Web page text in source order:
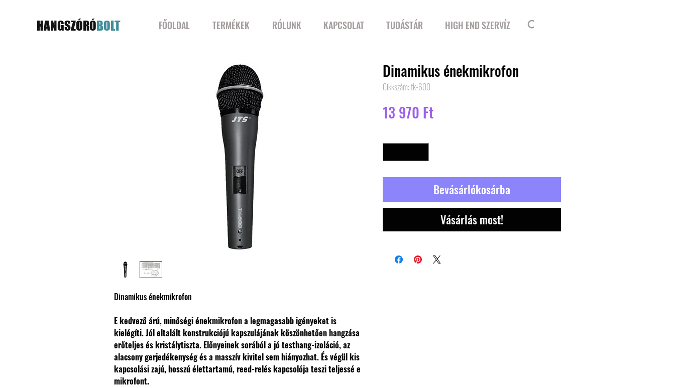
HANGSZÓRÓBOLT FŐOLDAL TERMÉKEK RÓLUNK KAPCSOLAT TUDÁSTÁR HIGH END SZERVÍZ
Dinamikus énekmikrofon
E kedvező árú, minőségi énekmikrofon a legmagasabb igényeket is
kielégíti.Jól eltalált konstrukciójú kapszulájának köszönhetően hangzása
erőteljes és kristálytiszta. Előnyeinek sorából a jó testhang-izoláció, az
alacsony gerjedékenység és a masszív kivitel sem hiányozhat. És végül kis
kapcsolási zajú, hosszú élettartamú, reed-relés kapcsolója teszi teljessé e
mikrofont.
Dinamikus énekmikrofon
Cikkszám: tk-600
13 970 FtÁr
Bevásárlókosárba
Vásárlás most!